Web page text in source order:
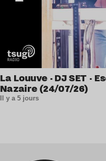
La Louuve · DJ SET ·
Nazaire (24/07/26)
Il y a 5 jours